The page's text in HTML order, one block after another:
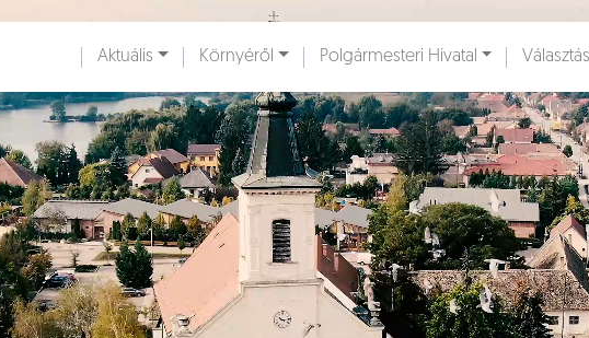
Ugrás a fő tartalomhoz
Aktuális Környéről Polgármesteri Hivatal
Események [] Dokumentumok []